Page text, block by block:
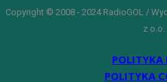
Copyright © 2008 - 2024 RadioGOL /
z o.o.
POLITYKA
POLITYKA